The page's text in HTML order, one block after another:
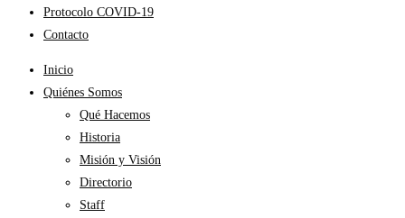
Protocolo COVID-19
Contacto
Inicio
Quiénes Somos
Qué Hacemos
Historia
Misión y Visión
Directorio
Staff